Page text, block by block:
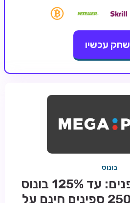
שחק עכשיו
בונוס
בונוס קבלת פנים: עד 125% בונוס
עד €450 + 250 ספינים חינם על